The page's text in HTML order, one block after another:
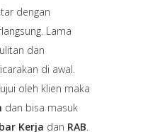
dengan
Lama
dan
di awal.
oleh klien maka
dan bisa masuk
Kerja dan RAB.